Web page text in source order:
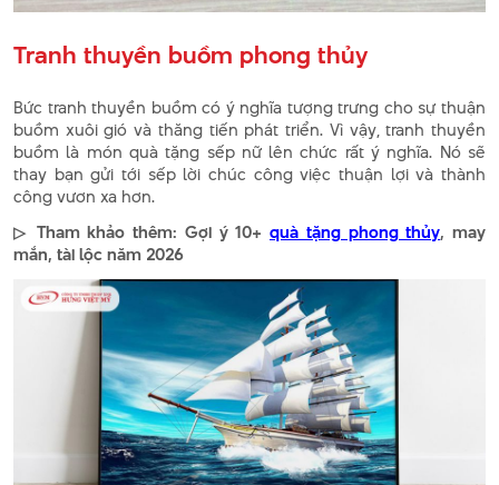
Tranh thuyền buồm phong thủy
Bức tranh thuyền buồm có ý nghĩa tượng trưng cho sự thuận
buồm xuôi gió và thăng tiến phát triển. Vì vậy, tranh thuyền
buồm là món quà tặng sếp nữ lên chức rất ý nghĩa. Nó sẽ
thay bạn gửi tới sếp lời chúc công việc thuận lợi và thành
công vươn xa hơn.
▷ Tham khảo thêm: Gợi ý 10+ quà tặng phong thủy, may
mắn, tài lộc năm 2026